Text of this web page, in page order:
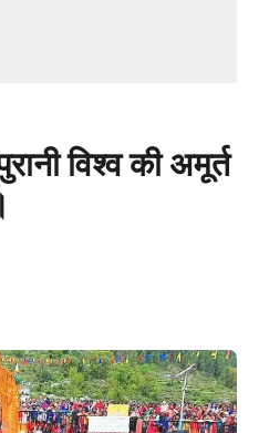
विश्व की अमूर्त